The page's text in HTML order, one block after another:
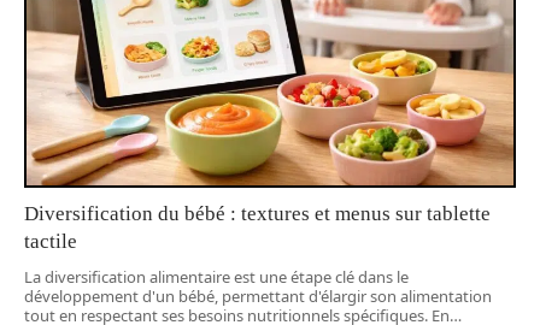
Diversification du bébé : textures et menus sur tablette
tactile
La diversification alimentaire est une étape clé dans le
développement d'un bébé, permettant d'élargir son alimentation
tout en respectant ses besoins nutritionnels spécifiques. En…